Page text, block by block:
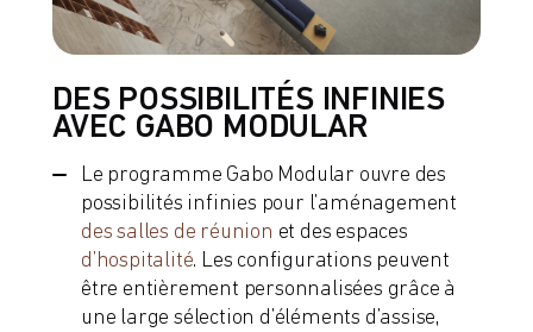
DES POSSIBILITÉS INFINIES
AVEC GABO MODULAR
Le programme Gabo Modular ouvre des
possibilités infinies pour l’aménagement
des salles de réunion et des espaces
d’hospitalité. Les configurations peuvent
être entièrement personnalisées grâce à
une large sélection d’éléments d’assise,